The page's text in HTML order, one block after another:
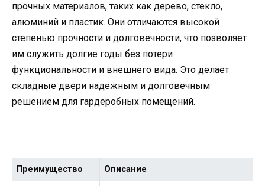
прочных материалов, таких как дерево, стекло,
алюминий и пластик. Они отличаются высокой
степенью прочности и долговечности, что позволяет
им служить долгие годы без потери
функциональности и внешнего вида. Это делает
складные двери надежным и долговечным
решением для гардеробных помещений.
Преимущество Описание